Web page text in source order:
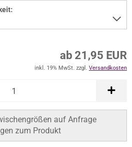
ab 21,95 EUR
inkl. 19% MwSt. zzgl. Versandkosten
auf Anfrage
zum Produkt